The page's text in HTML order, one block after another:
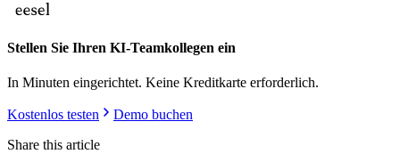
Stellen Sie Ihren KI-Teamkollegen ein
In Minuten eingerichtet. Keine Kreditkarte erforderlich.
Kostenlos testen
Demo buchen
Share this article